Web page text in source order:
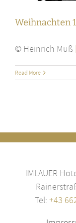
Weihnachten
© Heinrich Muß
Read More
IMLAUER
Tel: +43